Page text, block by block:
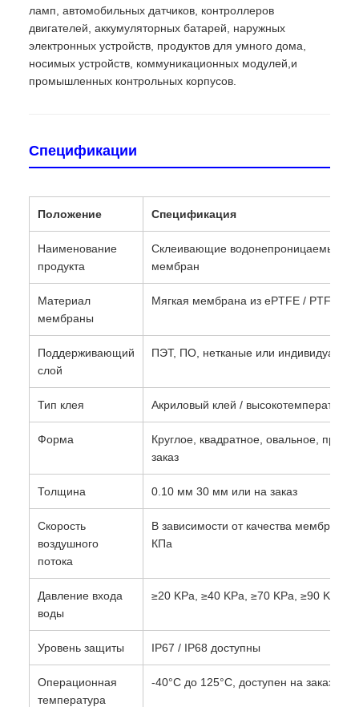
ламп, автомобильных датчиков, контроллеров
двигателей, аккумуляторных батарей, наружных
электронных устройств, продуктов для умного дома,
носимых устройств, коммуникационных модулей,и
промышленных контрольных корпусов.
Спецификации
Положение Спецификация
Наименование
продукта
Склеивающие водонепроницаемые
мембран
Материал
мембраны
Мягкая мембрана из ePTFE / PTFE
Поддерживающий
слой
ПЭТ, ПО, нетканые или
Тип клея Акриловый клей /
Форма
Круглое, квадратное, овальное,
заказ
Толщина 0.10 мм 30 мм или на заказ
Скорость
воздушного
потока
В зависимости от качества
КПа
Давление входа
воды
≥20 KPa, ≥40 KPa, ≥70 KPa, ≥90 KPa
Уровень защиты IP67 / IP68 доступны
Операционная
температура
-40°C до 125°C, доступен на заказ